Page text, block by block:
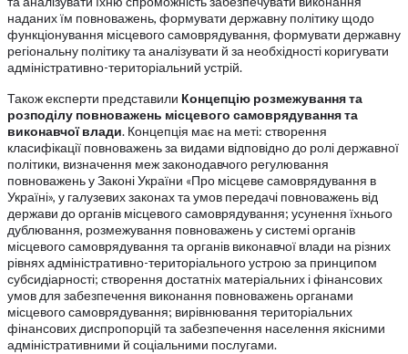
наданих їм повноважень, формувати державну політику щодо
функціонування місцевого самоврядування, формувати державну
регіональну політику та аналізувати й за необхідності коригувати
адміністративно-територіальний устрій.
Також експерти представили Концепцію розмежування та
розподілу повноважень місцевого самоврядування та
виконавчої влади. Концепція має на меті: створення
класифікації повноважень за видами відповідно до ролі державної
політики, визначення меж законодавчого регулювання
повноважень у Законі України «Про місцеве самоврядування в
Україні», у галузевих законах та умов передачі повноважень від
держави до органів місцевого самоврядування; усунення їхнього
дублювання, розмежування повноважень у системі органів
місцевого самоврядування та органів виконавчої влади на різних
рівнях адміністративно-територіального устрою за принципом
субсидіарності; створення достатніх матеріальних і фінансових
умов для забезпечення виконання повноважень органами
місцевого самоврядування; вирівнювання територіальних
фінансових диспропорцій та забезпечення населення якісними
адміністративними й соціальними послугами.